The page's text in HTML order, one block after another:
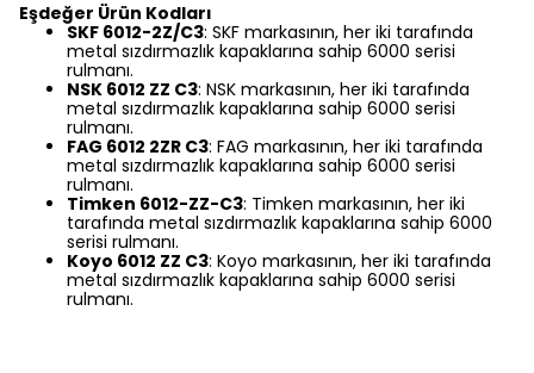
Eşdeğer Ürün Kodları
SKF 6012-2Z/C3: SKF markasının, her iki tarafında
metal sızdırmazlık kapaklarına sahip 6000 serisi
rulmanı.
NSK 6012 ZZ C3: NSK markasının, her iki tarafında
metal sızdırmazlık kapaklarına sahip 6000 serisi
rulmanı.
FAG 6012 2ZR C3: FAG markasının, her iki tarafında
metal sızdırmazlık kapaklarına sahip 6000 serisi
rulmanı.
Timken 6012-ZZ-C3: Timken markasının, her iki
tarafında metal sızdırmazlık kapaklarına sahip 6000
serisi rulmanı.
Koyo 6012 ZZ C3: Koyo markasının, her iki tarafında
metal sızdırmazlık kapaklarına sahip 6000 serisi
rulmanı.